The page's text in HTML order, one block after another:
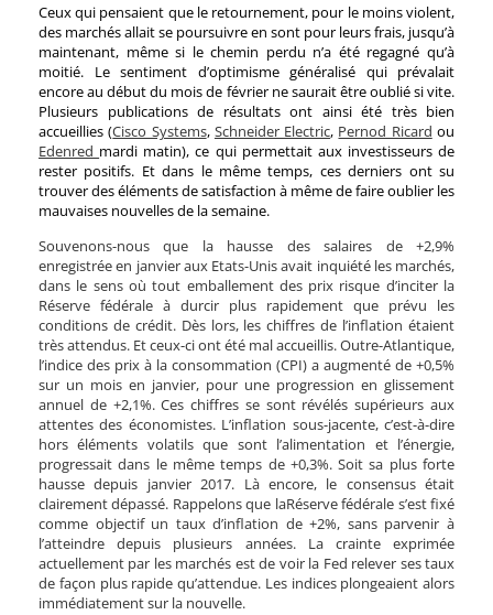
Ceux qui pensaient que le retournement, pour le moins violent,
des marchés allait se poursuivre en sont pour leurs frais, jusqu’à
maintenant, même si le chemin perdu n’a été regagné qu’à
moitié. Le sentiment d’optimisme généralisé qui prévalait
encore au début du mois de février ne saurait être oublié si vite.
Plusieurs publications de résultats ont ainsi été très bien
accueillies (Cisco Systems, Schneider Electric, Pernod Ricard ou
Edenred mardi matin), ce qui permettait aux investisseurs de
rester positifs. Et dans le même temps, ces derniers ont su
trouver des éléments de satisfaction à même de faire oublier les
mauvaises nouvelles de la semaine.
Souvenons-nous que la hausse des salaires de +2,9%
enregistrée en janvier aux Etats-Unis avait inquiété les marchés,
dans le sens où tout emballement des prix risque d’inciter la
Réserve fédérale à durcir plus rapidement que prévu les
conditions de crédit. Dès lors, les chiffres de l’inflation étaient
très attendus. Et ceux-ci ont été mal accueillis. Outre-Atlantique,
l’indice des prix à la consommation (CPI) a augmenté de +0,5%
sur un mois en janvier, pour une progression en glissement
annuel de +2,1%. Ces chiffres se sont révélés supérieurs aux
attentes des économistes. L’inflation sous-jacente, c’est-à-dire
hors éléments volatils que sont l’alimentation et l’énergie,
progressait dans le même temps de +0,3%. Soit sa plus forte
hausse depuis janvier 2017. Là encore, le consensus était
clairement dépassé. Rappelons que laRéserve fédérale s’est fixé
comme objectif un taux d’inflation de +2%, sans parvenir à
l’atteindre depuis plusieurs années. La crainte exprimée
actuellement par les marchés est de voir la Fed relever ses taux
de façon plus rapide qu’attendue. Les indices plongeaient alors
immédiatement sur la nouvelle.